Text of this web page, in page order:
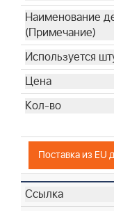
Поставка из EU